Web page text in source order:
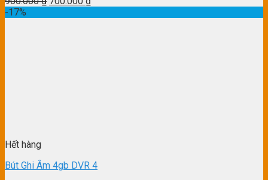
-17%
Hết hàng
Bút Ghi Âm 4gb DVR 4